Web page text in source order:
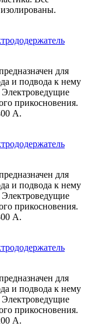
для
и подвода к нему
Электроведущие
прикосновения.
А.
для
и подвода к нему
Электроведущие
прикосновения.
А.
для
и подвода к нему
Электроведущие
прикосновения.
А.